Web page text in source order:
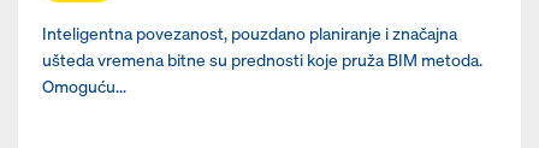
Inteligentna povezanost, pouzdano planiranje i značajna
ušteda vremena bitne su prednosti koje pruža BIM metoda.
Omoguću...